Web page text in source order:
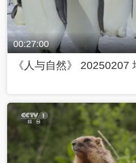
00:27:00
《人与自然》 20250207